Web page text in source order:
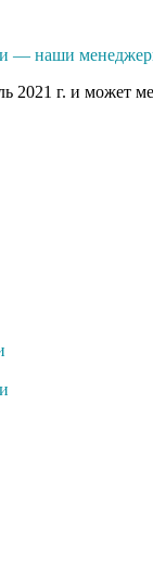
— наши
2021 г. и может